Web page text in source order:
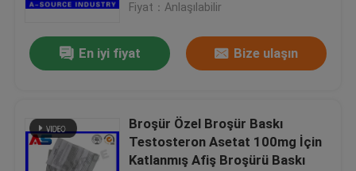
Fabrika turu
Bize Ulaşın
Fiyat：Anlaşılabilir
En iyi fiyat Bize ulaşın
Broşür Özel Broşür Baskı
Testosteron Asetat 100mg İçin
Katlanmış Afiş Broşürü Baskı